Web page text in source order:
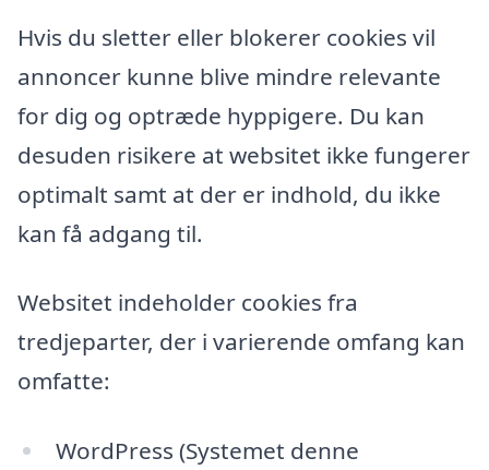
Hvis du sletter eller blokerer cookies vil
annoncer kunne blive mindre relevante
for dig og optræde hyppigere. Du kan
desuden risikere at websitet ikke fungerer
optimalt samt at der er indhold, du ikke
kan få adgang til.
Websitet indeholder cookies fra
tredjeparter, der i varierende omfang kan
omfatte:
WordPress (Systemet denne